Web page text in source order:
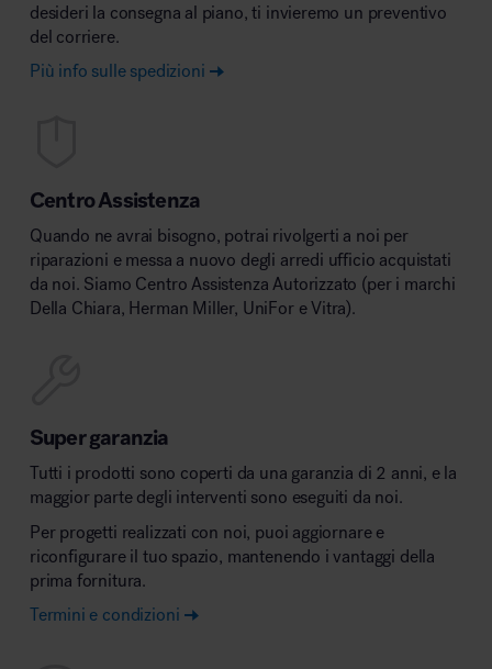
desideri la consegna al piano, ti invieremo un preventivo
del corriere.
Più info sulle spedizioni
Centro Assistenza
Quando ne avrai bisogno, potrai rivolgerti a noi per
riparazioni e messa a nuovo degli arredi ufficio acquistati
da noi. Siamo Centro Assistenza Autorizzato (per i marchi
Della Chiara, Herman Miller, UniFor e Vitra).
Super garanzia
Tutti i prodotti sono coperti da una garanzia di 2 anni, e la
maggior parte degli interventi sono eseguiti da noi.
Per progetti realizzati con noi, puoi aggiornare e
riconfigurare il tuo spazio, mantenendo i vantaggi della
prima fornitura.
Termini e condizioni